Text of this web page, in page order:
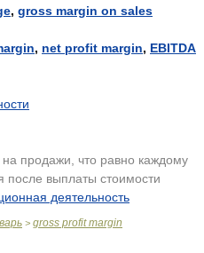
, gross margin on sales
, net profit margin, EBITDA
продажи, что равно каждому
после выплаты стоимости
деятельность
> gross profit margin